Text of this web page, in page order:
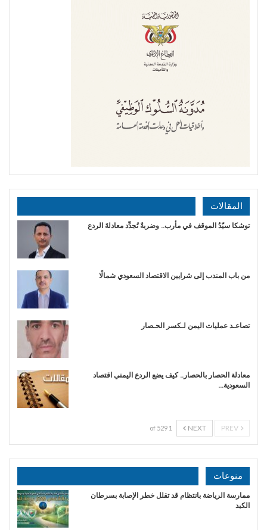
المقالات
توشكا سيّدُ الموقف في مأرب.. وضربةٌ تُجدِّد معادلةَ الردع
من باب المندب إلى شرايين الاقتصاد السعودي شمالًا
تصاعـد عمليات اليمن لـكسر الحـصار
معادلة الحصار بالحصار.. كيف يضع الردع اليمني اقتصاد
السعودية…
NEXT
1 of 529
منوعات
ممارسة الرياضة بانتظام قد تقلل خطر الإصابة بسرطان
الكبد